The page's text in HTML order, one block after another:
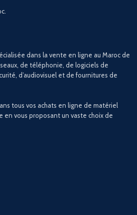
dans la vente en ligne au Maroc de
de téléphonie, de logiciels de
d’audiovisuel et de fournitures de
tous vos achats en ligne de matériel
vous proposant un vaste choix de